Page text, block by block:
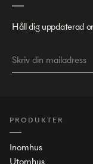
Håll dig uppdaterad
PRODUKTER
Inomhus